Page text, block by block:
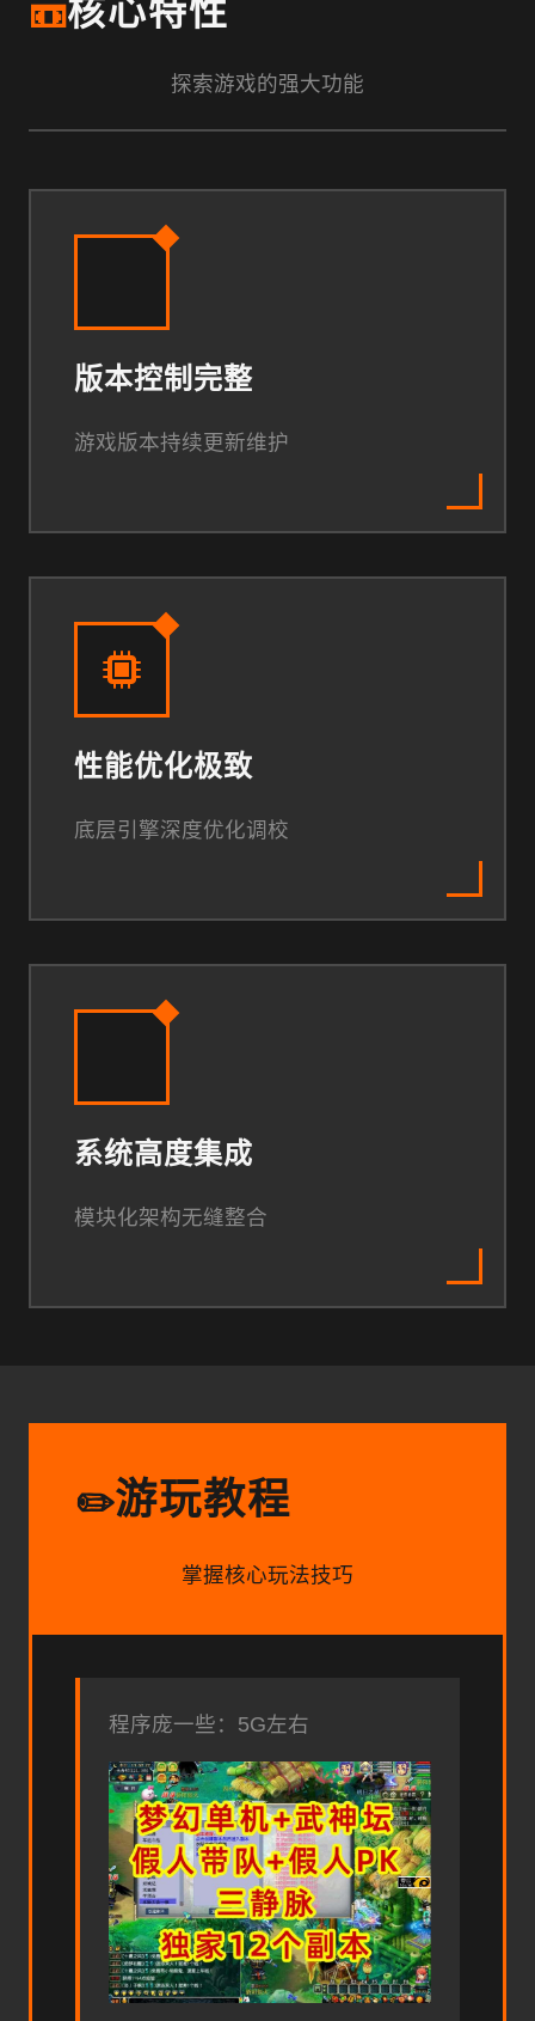
📼核心特性
探索游戏的强大功能
版本控制完整
游戏版本持续更新维护
性能优化极致
底层引擎深度优化调校
系统高度集成
模块化架构无缝整合
✏️游玩教程
掌握核心玩法技巧
程序庞一些：5G左右